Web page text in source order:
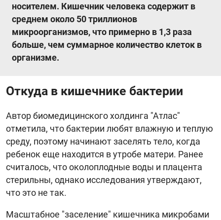
носителем. Кишечник человека содержит в
среднем около 50 триллионов
микроорганизмов, что примерно в 1,3 раза
больше, чем суммарное количество клеток в
организме.
Откуда в кишечнике бактерии
Автор биомедицинского холдинга "Атлас"
отметила, что бактерии любят влажную и теплую
среду, поэтому начинают заселять тело, когда
ребенок еще находится в утробе матери. Ранее
считалось, что околоплодные воды и плацента
стерильны, однако исследования утверждают,
что это не так.
Масштабное "заселение" кишечника микробами